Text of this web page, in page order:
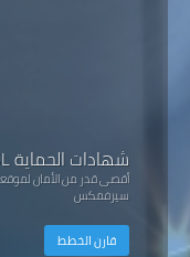
شهادات الحماية SSL
سيرفمكس
قارن الخطط